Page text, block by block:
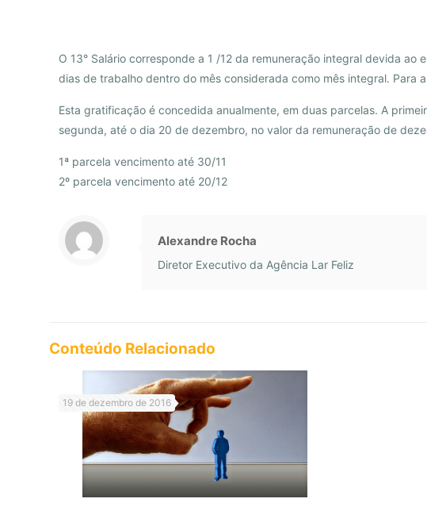
O 13° Salário corresponde a 1 /12 da remuneração integral devida
dias de trabalho dentro do mês considerada como mês integral. Para
Esta gratificação é concedida anualmente, em duas parcelas. A
segunda, até o dia 20 de dezembro, no valor da remuneração de
1ª parcela vencimento até 30/11
2º parcela vencimento até 20/12
Alexandre Rocha
Diretor Executivo da Agência Lar Feliz
Conteúdo Relacionado
19 de dezembro de 2016